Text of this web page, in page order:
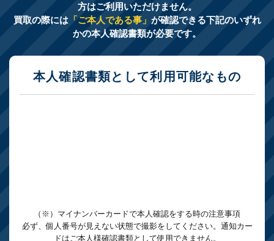
方はご利用いただけません。
買取の際には「ご本人である事」 が確認できる下記のいずれ
かの本人確認書類が必要です。
本人確認書類として利用可能なもの
（※）マイナンバーカードで本人確認をする時の注意事項
必ず、個人番号が見えない状態で撮影をしてください。通知カー
ドはご本人様確認書類として使用できません。